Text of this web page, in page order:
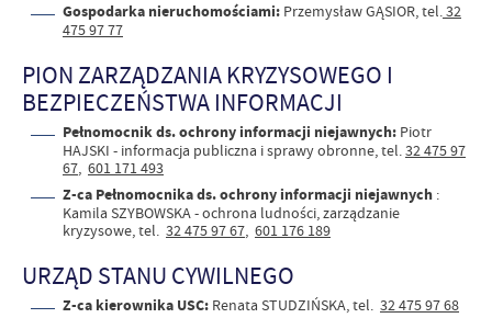
Gospodarka nieruchomościami: Przemysław GĄSIOR, tel.32
475 97 77
PION ZARZĄDZANIA KRYZYSOWEGO I
BEZPIECZEŃSTWA INFORMACJI
Pełnomocnik ds.ochrony informacji niejawnych: Piotr
HAJSKI - informacja publiczna i sprawy obronne, tel.32 475 97
67, 601 171 493
Z-ca Pełnomocnika ds. ochrony informacji niejawnych :
Kamila SZYBOWSKA - ochrona ludności, zarządzanie
kryzysowe, tel. 32 475 97 67, 601 176 189
URZĄD STANU CYWILNEGO
Z-ca kierownika USC: Renata STUDZIŃSKA, tel. 32 475 97 68